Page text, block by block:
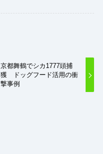
京都舞鶴でシカ1777頭捕
獲 ドッグフード活用の衝
撃事例